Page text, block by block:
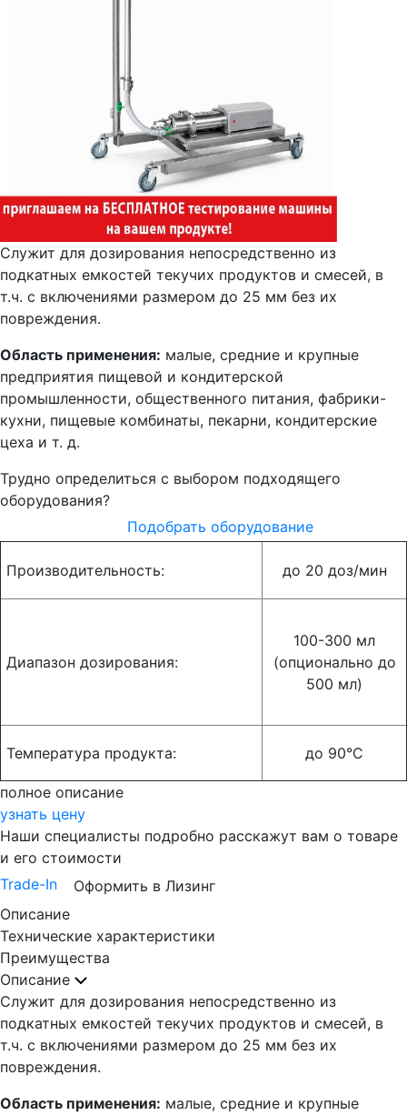
Служит для дозирования непосредственно из
подкатных емкостей текучих продуктов и смесей, в
т.ч. с включениями размером до 25 мм без их
повреждения.
Область применения: малые, средние и крупные
предприятия пищевой и кондитерской
промышленности, общественного питания, фабрики-
кухни, пищевые комбинаты, пекарни, кондитерские
цеха и т. д.
Трудно определиться с выбором подходящего
оборудования?
Подобрать оборудование
Производительность: до 20 доз/мин
Диапазон дозирования:
100-300 мл
(опционально до
500 мл)
Температура продукта: до 90°С
полное описание
узнать цену
Наши специалисты подробно расскажут вам о товаре
и его стоимости
Trade-In
Оформить в Лизинг
Описание
Технические характеристики
Преимущества
Описание
Служит для дозирования непосредственно из
подкатных емкостей текучих продуктов и смесей, в
т.ч. с включениями размером до 25 мм без их
повреждения.
Область применения: малые, средние и крупные